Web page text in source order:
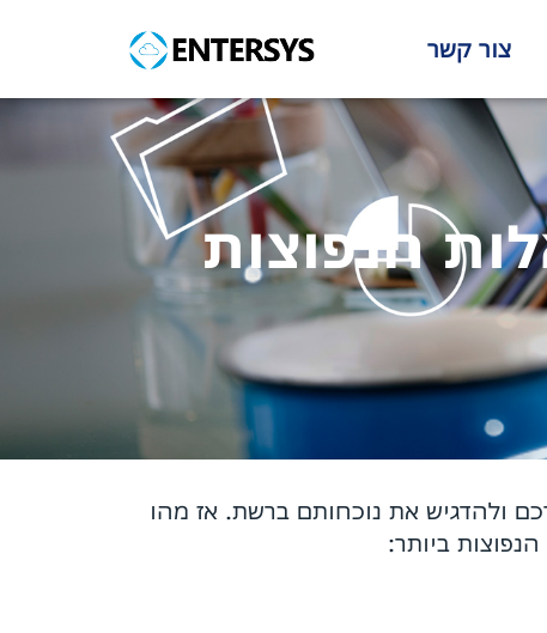
צור קשר
הנפוצות
ולהדגיש את נוכחותם ברשת. אז מהו
ביותר: